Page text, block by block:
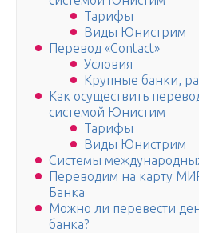
Тарифы
Виды Юнистрим
Перевод «Contact»
Условия
Крупные банки,
Как осуществить
системой Юнистим
Тарифы
Виды Юнистрим
Системы
Переводим на карту
Банка
Можно ли перевести
банка?